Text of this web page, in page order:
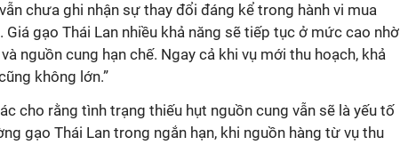
chưa ghi nhận sự thay đổi đáng kể trong hành vi mua
Giá gạo Thái Lan nhiều khả năng sẽ tiếp tục ở mức cao nhờ
nguồn cung hạn chế. Ngay cả khi vụ mới thu hoạch, khả
không lớn.”
cho rằng tình trạng thiếu hụt nguồn cung vẫn sẽ là yếu tố
gạo Thái Lan trong ngắn hạn, khi nguồn hàng từ vụ thu